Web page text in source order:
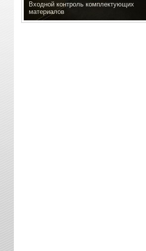
Входной контроль комплектующих
материалов